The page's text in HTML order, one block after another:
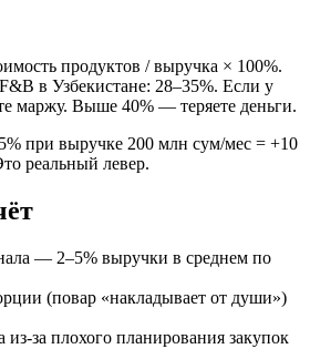
продуктов / выручка × 100%.
в Узбекистане: 28–35%. Если у
маржу. Выше 40% — теряете деньги.
при выручке 200 млн сум/мес = +10
реальный левер.
— 2–5% выручки в среднем по
(повар «накладывает от души»)
за плохого планирования закупок